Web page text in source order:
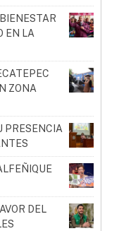
EN LA
ZONA
PRESENCIA
DEL